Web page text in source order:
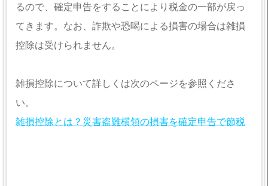
るので、確定申告をすることにより税金の一部が戻っ
てきます。なお、詐欺や恐喝による損害の場合は雑損
控除は受けられません。
雑損控除について詳しくは次のページを参照くださ
い。
雑損控除とは？災害盗難横領の損害を確定申告で節税